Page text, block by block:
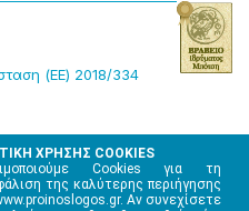
ΧΡΗΣΗΣ COOKIES
Cookies για τη
της καλύτερης περιήγησης
Αν συνεχίσετε
(ΕΕ) 2018/334
Μ.Η.Τ. 220242